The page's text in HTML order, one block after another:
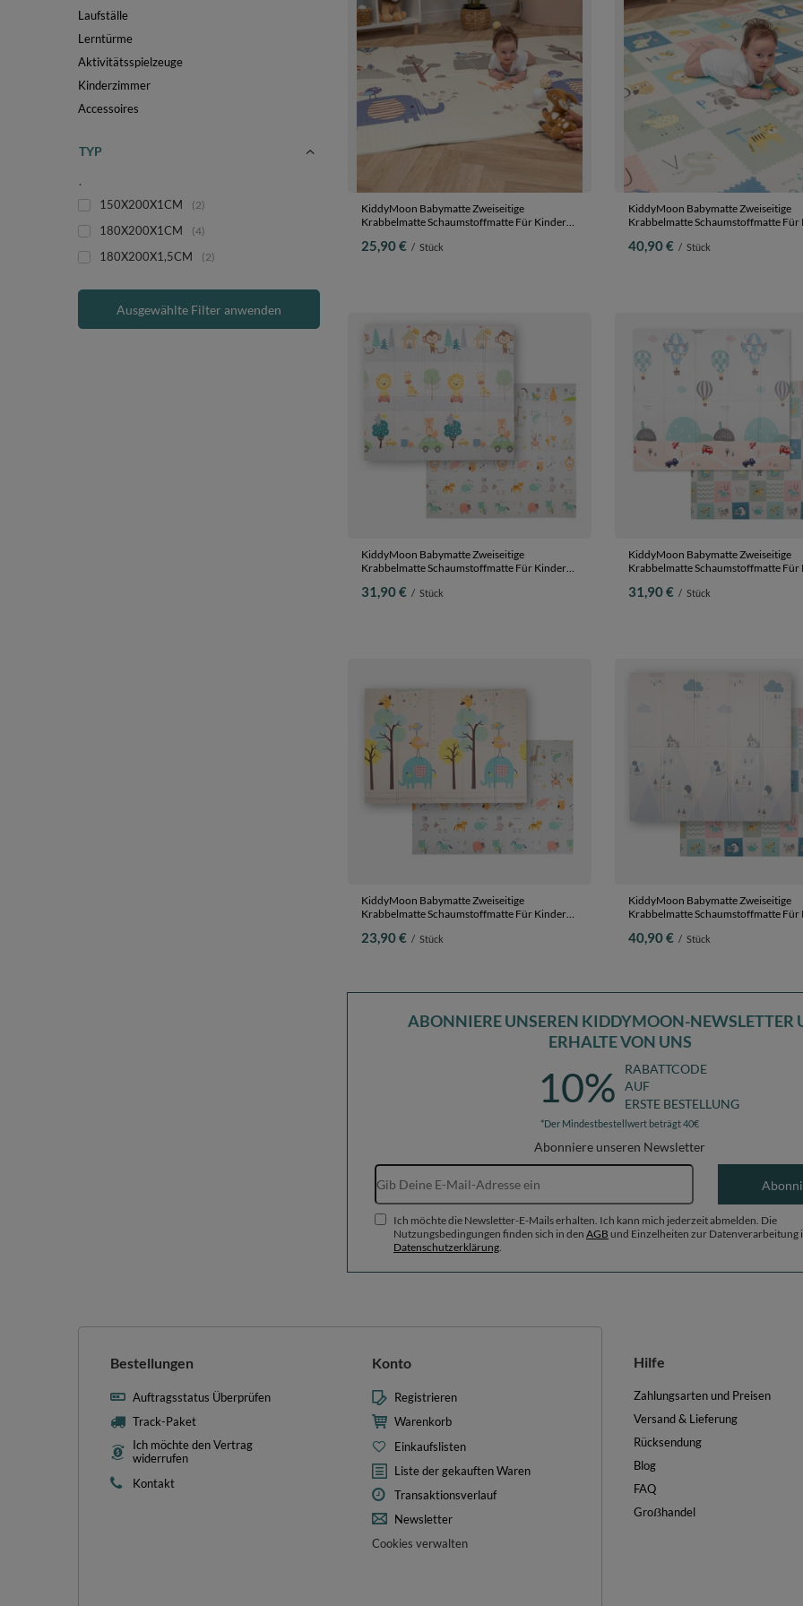
Laufställe
Lerntürme
Aktivitätsspielzeuge
Kinderzimmer
Accessoires
TYP
.
150X200X1CM
2
180X200X1CM 4
180X200X1,5CM 2
Ausgewählte Filter anwenden
KiddyMoon Babymatte Zweiseitige
Krabbelmatte Schaumstoffmatte Für Kinder
Entwicklung Sicherer Und Bequemer Ideal Für
25,90 € / Stück
KiddyMoon Babymatte Zweiseitige
Krabbelmatte Schaumstoffmatte Für
Entwicklung Sicherer Und Bequemer
40,90 € / Stück
KiddyMoon Babymatte Zweiseitige
Krabbelmatte Schaumstoffmatte Für Kinder
Entwicklung Sicherer Und Bequemer Ideal Für
31,90 € / Stück
KiddyMoon Babymatte Zweiseitige
Krabbelmatte Schaumstoffmatte Für
Entwicklung Sicherer Und Bequemer
31,90 € / Stück
KiddyMoon Babymatte Zweiseitige
Krabbelmatte Schaumstoffmatte Für Kinder
Entwicklung Sicherer Und Bequemer Ideal Für
23,90 € / Stück
KiddyMoon Babymatte Zweiseitige
Krabbelmatte Schaumstoffmatte Für
Entwicklung Sicherer Und Bequemer
40,90 € / Stück
ABONNIERE UNSEREN KIDDYMOON-NEWSLETTER
ERHALTE VON UNS
10%
RABATTCODE
AUF
ERSTE BESTELLUNG
*Der Mindestbestellwert beträgt 40€
Abonniere unseren Newsletter
E-Mail-Adresse
Ich möchte die Newsletter-E-Mails erhalten. Ich kann mich jederzeit abmelden. Die
Nutzungsbedingungen finden sich in den AGB und Einzelheiten zur Datenverarbeitung
Datenschutzerklärung
Bestellungen
Auftragsstatus Überprüfen
Track-Paket
Ich möchte den Vertrag
widerrufen
Kontakt
Konto
Registrieren
Warenkorb
Einkaufslisten
Liste der gekauften Waren
Transaktionsverlauf
Newsletter
Cookies verwalten
Hilfe
Zahlungsarten und Preisen
Versand & Lieferung
Rücksendung
Blog
FAQ
Groẞhandel